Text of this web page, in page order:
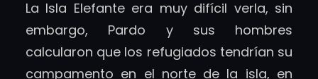
La Isla Elefante era muy difícil verla, sin
embargo, Pardo y sus hombres
calcularon que los refugiados tendrían su
campamento en el norte de la isla, en